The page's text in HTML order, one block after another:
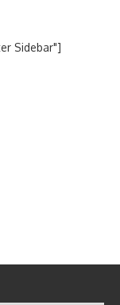
Sidebar"]